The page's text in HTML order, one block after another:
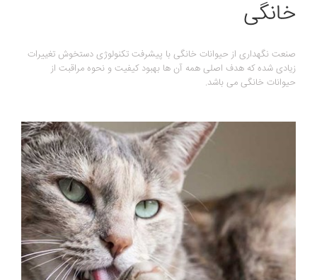
خانگی
صنعت نگهداری از حیوانات خانگی با پیشرفت تکنولوژی دستخوش تغییرات
زیادی شده که هدف اصلی همه آن ها بهبود کیفیت و نحوه مراقبت از
حیوانات خانگی می باشد.